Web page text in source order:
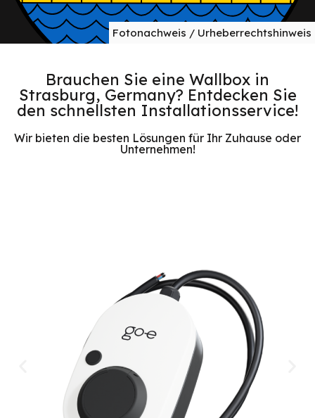
Fotonachweis / Urheberrechtshinweis
Brauchen Sie eine Wallbox in
Strasburg, Germany? Entdecken Sie
den schnellsten Installationsservice!
Wir bieten die besten Lösungen für Ihr Zuhause oder
Unternehmen!